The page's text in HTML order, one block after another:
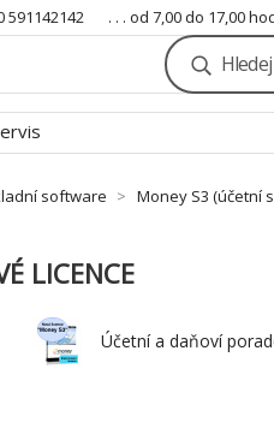
591142142 . . . od 7,00 do 17,00
Hledej
software Money S3 (účetní
LICENCE
Účetní a daňoví